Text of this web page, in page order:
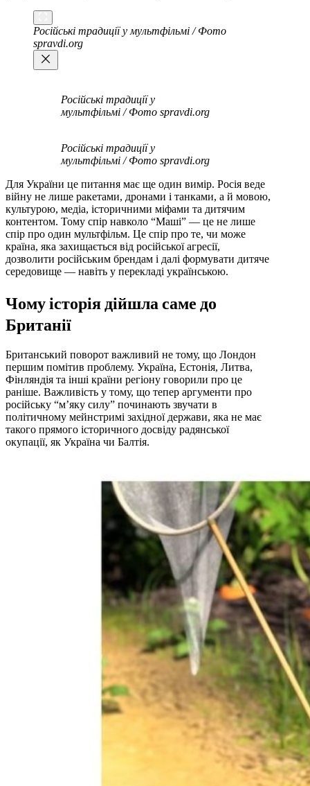
Російські традиції у мультфільмі / Фото
spravdi.org
Російські традиції у
мультфільмі / Фото spravdi.org
Російські традиції у
мультфільмі / Фото spravdi.org
Для України це питання має ще один вимір. Росія веде
війну не лише ракетами, дронами і танками, а й мовою,
культурою, медіа, історичними міфами та дитячим
контентом. Тому спір навколо “Маші” — це не лише
спір про один мультфільм. Це спір про те, чи може
країна, яка захищається від російської агресії,
дозволити російським брендам і далі формувати дитяче
середовище — навіть у перекладі українською.
Чому історія дійшла саме до
Британії
Британський поворот важливий не тому, що Лондон
першим помітив проблему. Україна, Естонія, Литва,
Фінляндія та інші країни регіону говорили про це
раніше. Важливість у тому, що тепер аргументи про
російську “м’яку силу” починають звучати в
політичному мейнстримі західної держави, яка не має
такого прямого історичного досвіду радянської
окупації, як Україна чи Балтія.